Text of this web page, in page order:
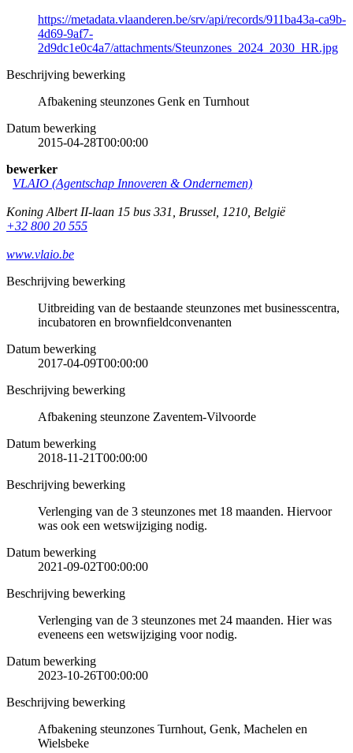
https://metadata.vlaanderen.be/srv/api/records/911ba43a-ca9b-
4d69-9af7-
2d9dc1e0c4a7/attachments/Steunzones_2024_2030_HR.jpg
Beschrijving bewerking
Afbakening steunzones Genk en Turnhout
Datum bewerking
2015-04-28T00:00:00
bewerker
VLAIO (Agentschap Innoveren & Ondernemen)
Koning Albert II-laan 15 bus 331 Brussel 1210 België
+32 800 20 555
www.vlaio.be
Beschrijving bewerking
Uitbreiding van de bestaande steunzones met businesscentra,
incubatoren en brownfieldconvenanten
Datum bewerking
2017-04-09T00:00:00
Beschrijving bewerking
Afbakening steunzone Zaventem-Vilvoorde
Datum bewerking
2018-11-21T00:00:00
Beschrijving bewerking
Verlenging van de 3 steunzones met 18 maanden. Hiervoor
was ook een wetswijziging nodig.
Datum bewerking
2021-09-02T00:00:00
Beschrijving bewerking
Verlenging van de 3 steunzones met 24 maanden. Hier was
eveneens een wetswijziging voor nodig.
Datum bewerking
2023-10-26T00:00:00
Beschrijving bewerking
Afbakening steunzones Turnhout, Genk, Machelen en
Wielsbeke